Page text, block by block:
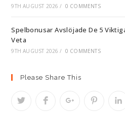
9TH AUGUST 2026 / 0 COMMENTS
Spelbonusar Avslöjade De 5
Veta
9TH AUGUST 2026 / 0 COMMENTS
Please Share This